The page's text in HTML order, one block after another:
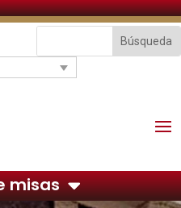
misas